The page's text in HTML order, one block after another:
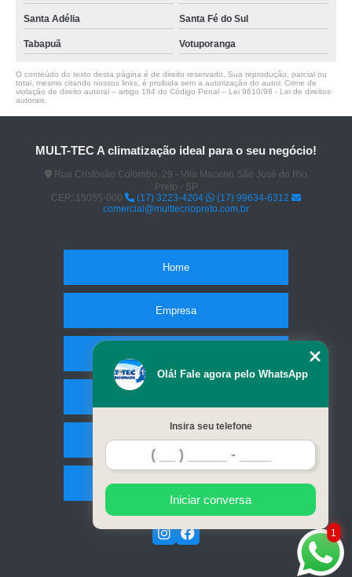
Santa Adélia Santa Fé do Sul
Tabapuã Votuporanga
O conteúdo do texto desta página é de direito reservado. Sua reprodução, parcial ou
total, mesmo citando nossos links, é proibida sem a autorização do autor. Crime de
violação de direito autoral – artigo 184 do Código Penal – Lei 9610/98 - Lei de direitos
autorais
MULT-TEC A climatização ideal para o seu negócio!
Rua Cristóvão Colombo, 29 - Vila Maceno São José do Rio
Preto - SP
CEP: 15055-000
(17) 3223-4204
(17) 99634-6312
comercial@multtecriopreto.com.br
Home
Empresa
Contato
Mapa do site
1
Olá! Fale agora pelo WhatsApp
Insira seu telefone
Iniciar conversa